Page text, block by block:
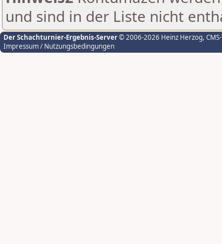
und sind in der Liste nicht
Der Schachturnier-Ergebnis-Server© 2006-2026 Heinz Herzog,
Impressum / Nutzungsbedingungen